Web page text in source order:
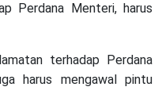
Perdana Menteri, harus
terhadap Perdana
harus mengawal pintu